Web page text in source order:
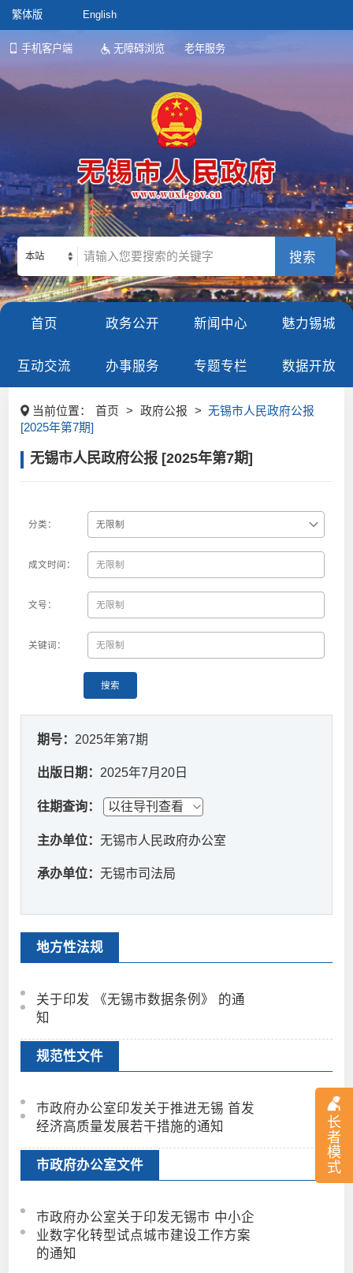
繁体版 English
手机客户端 无障碍浏览 老年服务
长
者
模
式
本站
首页 政务公开 新闻中心 魅力锡城
互动交流 办事服务 专题专栏 数据开放
当前位置： 首页 > 政府公报 > 无锡市人民政府公报
[2025年第7期]
无锡市人民政府公报 [2025年第7期]
分类：
成文时间：
文号：
关键词：
搜索
期号： 2025年第7期
出版日期： 2025年7月20日
往期查询：
主办单位：无锡市人民政府办公室
承办单位：无锡市司法局
地方性法规
关于印发 《无锡市数据条例》 的通
知
规范性文件
市政府办公室印发关于推进无锡 首发
经济高质量发展若干措施的通知
市政府办公室文件
市政府办公室关于印发无锡市 中小企
业数字化转型试点城市建设工作方案
的通知